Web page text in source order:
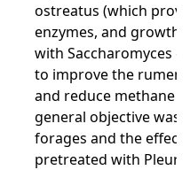
ostreatus (which
enzymes, and growth
with Saccharomyces
to improve the
and reduce methane
general objective was
forages and the
pretreated with